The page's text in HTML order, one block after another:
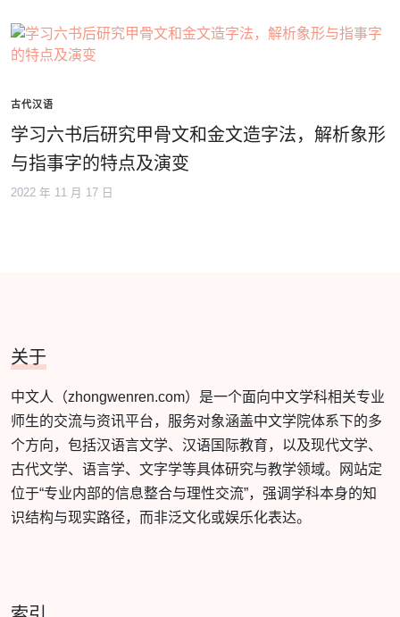
古代汉语
学习六书后研究甲骨文和金文造字法，解析象形
与指事字的特点及演变
2022 年 11 月 17 日
关于
中文人（zhongwenren.com）是一个面向中文学科相关专业
师生的交流与资讯平台，服务对象涵盖中文学院体系下的多
个方向，包括汉语言文学、汉语国际教育，以及现代文学、
古代文学、语言学、文字学等具体研究与教学领域。网站定
位于“专业内部的信息整合与理性交流”，强调学科本身的知
识结构与现实路径，而非泛文化或娱乐化表达。